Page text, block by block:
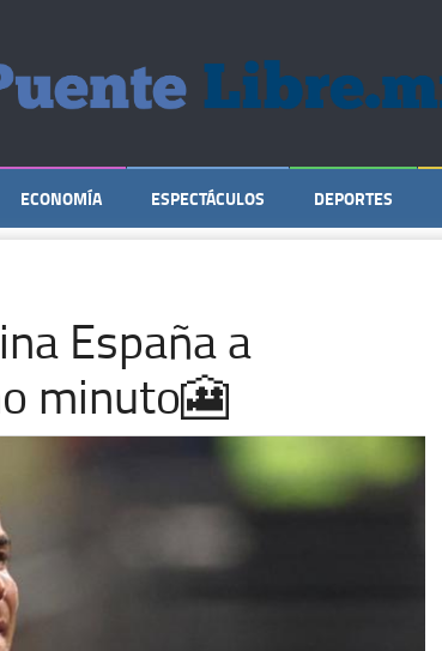
ECONOMÍA ESPECTÁCULOS DEPORTES
España a
minuto🎦